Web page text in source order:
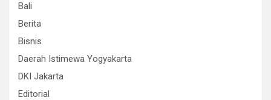
Bali
Berita
Bisnis
Daerah Istimewa Yogyakarta
DKI Jakarta
Editorial